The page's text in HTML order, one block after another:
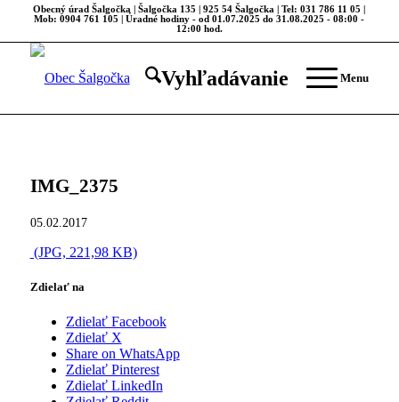
Obecný úrad Šalgočka | Šalgočka 135 | 925 54 Šalgočka | Tel: 031 786 11 05 |
Mob: 0904 761 105 | Úradné hodiny - od 01.07.2025 do 31.08.2025 - 08:00 -
12:00 hod.
Vyhľadávanie Menu
IMG_2375
05.02.2017
(JPG, 221,98 KB)
Zdielať na
Zdielať Facebook
Zdielať X
Share on WhatsApp
Zdielať Pinterest
Zdielať LinkedIn